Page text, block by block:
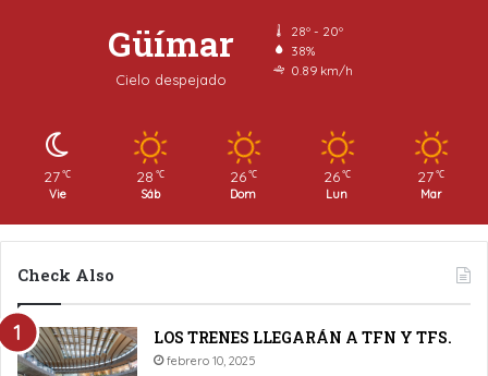
Güímar
Cielo despejado
28º - 20º
38%
0.89 km/h
27 ℃
Vie
28 ℃
Sáb
26 ℃
Dom
26 ℃
Lun
27 ℃
Mar
Check Also
LOS TRENES LLEGARÁN A TFN Y TFS.
febrero 10, 2025